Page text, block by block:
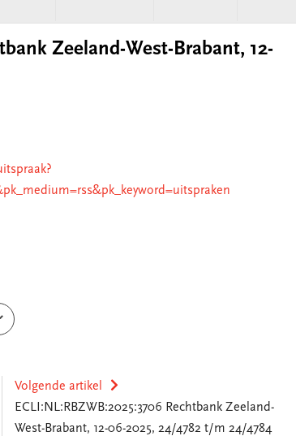
Zeeland-West-Brabant, 12-
Volgende artikel
ECLI:NL:RBZWB:2025:3706 Rechtbank Zeeland-
West-Brabant, 12-06-2025, 24/4782 t/m 24/4784